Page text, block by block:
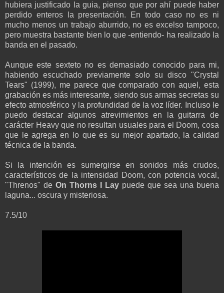
hubiera justificado la guia, pienso que por ahí puede haber
perdido enteros la presentación. En todo caso no es ni
mucho menos un trabajo aburrido, no es excelso tampoco,
pero muestra bastante bien lo que -entiendo- ha realizado la
banda en el pasado.
Aunque este sexteto no es demasiado conocido para mi,
habiendo escuchado previamente solo su disco "Crystal
Tears" (1999), me parece que comparado con aquel, esta
grabación es más interesante, siendo sus armas secretas su
efecto atmosférico y la profundidad de la voz líder. Incluso le
puedo destacar algunos atrevimientos en la guitarra de
carácter Heavy que no resultan usuales para el Doom, cosa
que le agrega en lo que es su mejor apartado, la calidad
técnica de la banda.
Si la intención es sumergirse en sonidos más crudos,
característicos de la intensidad Doom, con potencia vocal,
"Threnos" de On Thorns I Lay puede que sea una buena
laguna... oscura y misteriosa.
7.5/10